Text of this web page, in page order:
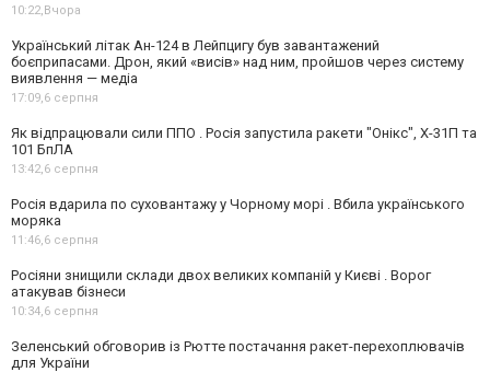
10:22,Вчора
Український літак Ан-124 в Лейпцигу був завантажений
боєприпасами. Дрон, який «висів» над ним, пройшов через систему
виявлення — медіа
17:09,6 серпня
Як відпрацювали сили ППО . Росія запустила ракети "Онікс", Х-31П та
101 БпЛА
13:42,6 серпня
Росія вдарила по суховантажу у Чорному морі . Вбила українського
моряка
11:46,6 серпня
Росіяни знищили склади двох великих компаній у Києві . Ворог
атакував бізнеси
10:34,6 серпня
Зеленський обговорив із Рютте постачання ракет-перехоплювачів
для України